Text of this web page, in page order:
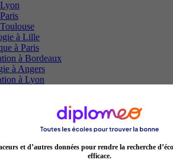
à Lille
à Paris
à Bordeaux
à Angers
à Lyon
diplôme par alternance
et d’autres données pour rendre la recherche
efficace.